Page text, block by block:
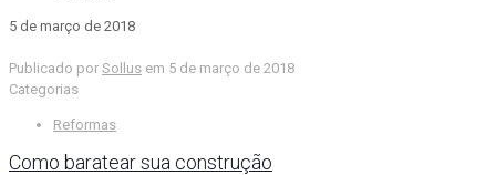
5 de março de 2018
Publicado por Sollus em 5 de março de 2018
Categorias
Reformas
Como baratear sua construção